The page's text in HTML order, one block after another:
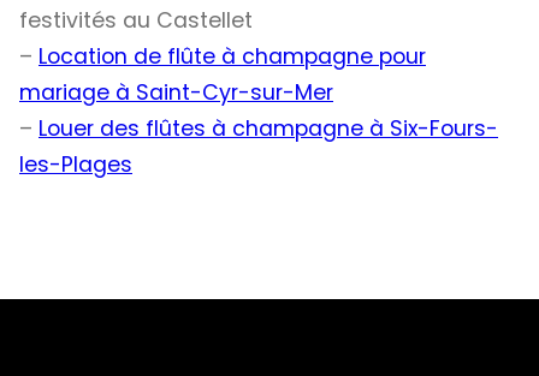
festivités au Castellet
– Location de flûte à champagne pour
mariage à Saint-Cyr-sur-Mer
– Louer des flûtes à champagne à Six-Fours-
les-Plages